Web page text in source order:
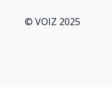
© VOIZ 2025